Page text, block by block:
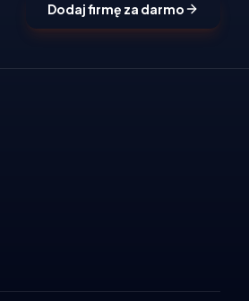
Dodaj firmę za darmo